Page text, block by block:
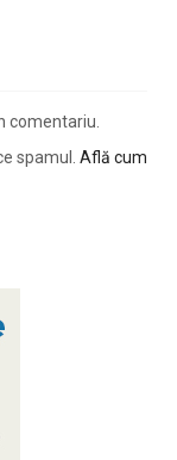
comentariu.
spamul. Află cum